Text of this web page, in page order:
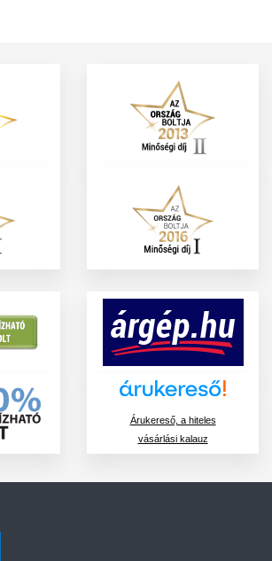
Árukereső, a hiteles
vásárlási kalauz